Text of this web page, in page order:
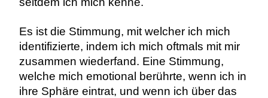
Es ist die Stimmung, mit welcher ich mich
identifizierte, indem ich mich oftmals mit mir
zusammen wiederfand. Eine Stimmung,
welche mich emotional berührte, wenn ich in
ihre Sphäre eintrat, und wenn ich über das